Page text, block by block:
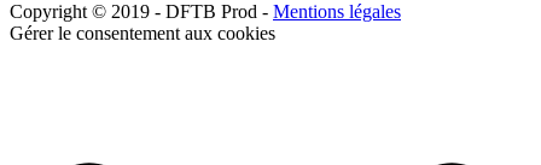
Copyright © 2019 - DFTB Prod - Mentions légales
Gérer le consentement aux cookies